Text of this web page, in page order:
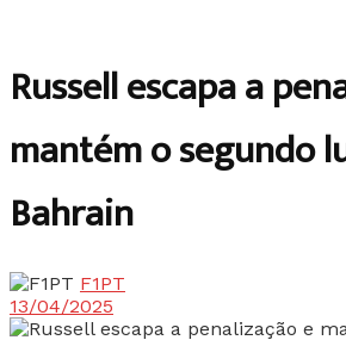
Russell escapa a
mantém o segundo
Bahrain
F1PT
13/04/2025